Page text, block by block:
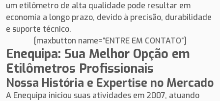
um etilômetro de alta qualidade pode resultar em
economia a longo prazo, devido à precisão, durabilidade
e suporte técnico.
[maxbutton name=”ENTRE EM CONTATO”]
Enequipa: Sua Melhor Opção em
Etilômetros Profissionais
Nossa História e Expertise no Mercado
A Enequipa iniciou suas atividades em 2007, atuando